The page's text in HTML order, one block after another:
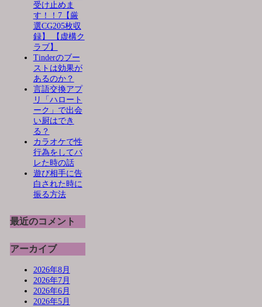
受け止めま
す！！7【厳
選CG205枚収
録】 【虚構ク
ラブ】
Tinderのブー
ストは効果が
あるのか？
言語交換アプ
リ「ハロート
ーク」で出会
い厨はでき
る？
カラオケで性
行為をしてバ
レた時の話
遊び相手に告
白された時に
振る方法
最近のコメント
アーカイブ
2026年8月
2026年7月
2026年6月
2026年5月